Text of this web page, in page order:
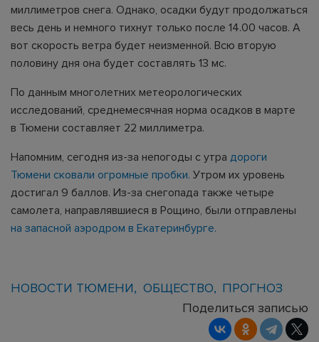
миллиметров снега. Однако, осадки будут продолжаться
весь день и немного тихнут только после 14.00 часов. А
вот скорость ветра будет неизменной. Всю вторую
половину дня она будет составлять 13 мс.
По данным многолетних метеорологических
исследований, среднемесячная норма осадков в марте
в Тюмени составляет 22 миллиметра.
Напомним, сегодня из-за непогоды с утра дороги
Тюмени сковали огромные пробки. Утром их уровень
достигал 9 баллов. Из-за снегопада также четыре
самолета, направлявшиеся в Рощино, были отправлены
на запасной аэродром в Екатеринбурге.
НОВОСТИ ТЮМЕНИ ОБЩЕСТВО
ПРОГНОЗ
Поделиться записью